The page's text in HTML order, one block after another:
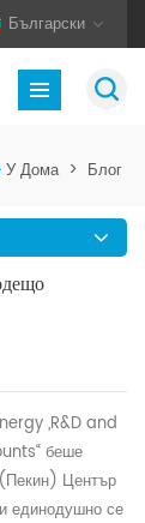
Български
У Дома > Блог
„R&D and
беше
(Пекин) Център
единодушно се